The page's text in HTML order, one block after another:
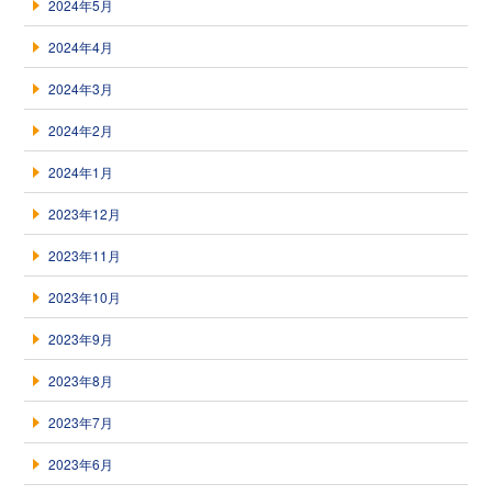
2024年5月
2024年4月
2024年3月
2024年2月
2024年1月
2023年12月
2023年11月
2023年10月
2023年9月
2023年8月
2023年7月
2023年6月